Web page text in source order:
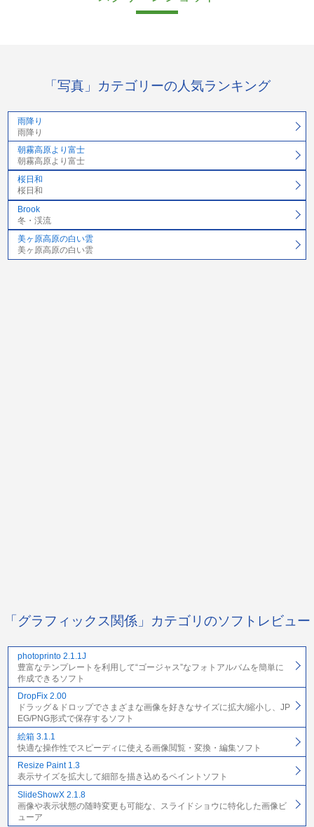
「写真」カテゴリーの人気ランキング
雨降り
雨降り
朝霧高原より富士
朝霧高原より富士
桜日和
桜日和
Brook
冬・渓流
美ヶ原高原の白い雲
美ヶ原高原の白い雲
「グラフィックス関係」カテゴリのソフトレビュー
photoprinto 2.1.1J
豊富なテンプレートを利用して“ゴージャス”なフォトアルバムを簡単に
作成できるソフト
DropFix 2.00
ドラッグ＆ドロップでさまざまな画像を好きなサイズに拡大/縮小し、JP
EG/PNG形式で保存するソフト
絵箱 3.1.1
快適な操作性でスピーディに使える画像閲覧・変換・編集ソフト
Resize Paint 1.3
表示サイズを拡大して細部を描き込めるペイントソフト
SlideShowX 2.1.8
画像や表示状態の随時変更も可能な、スライドショウに特化した画像ビ
ューア